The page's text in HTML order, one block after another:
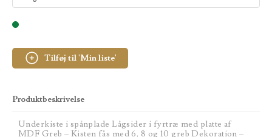
Tilføj til 'Min liste'
Produktbeskrivelse
Underkiste i spånplade Lågsider i fyrtræ med platte af
MDF Greb – Kisten fås med 6, 8 og 10 greb Dekoration –